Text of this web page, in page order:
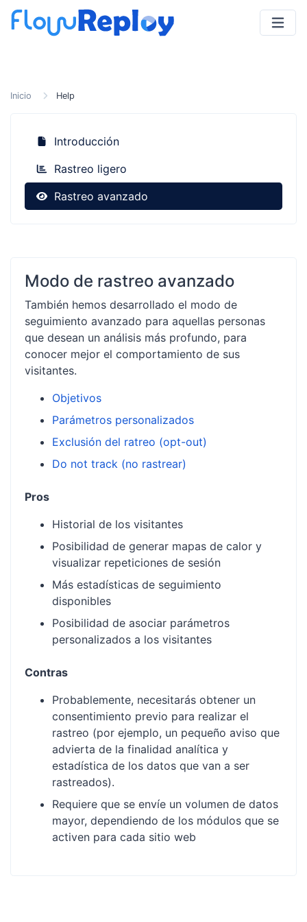
Inicio Help
Introducción
Rastreo ligero
Rastreo avanzado
Modo de rastreo avanzado
También hemos desarrollado el modo de
seguimiento avanzado para aquellas personas
que desean un análisis más profundo, para
conocer mejor el comportamiento de sus
visitantes.
Objetivos
Parámetros personalizados
Exclusión del ratreo (opt-out)
Do not track (no rastrear)
Pros
Historial de los visitantes
Posibilidad de generar mapas de calor y
visualizar repeticiones de sesión
Más estadísticas de seguimiento
disponibles
Posibilidad de asociar parámetros
personalizados a los visitantes
Contras
Probablemente, necesitarás obtener un
consentimiento previo para realizar el
rastreo (por ejemplo, un pequeño aviso que
advierta de la finalidad analítica y
estadística de los datos que van a ser
rastreados).
Requiere que se envíe un volumen de datos
mayor, dependiendo de los módulos que se
activen para cada sitio web